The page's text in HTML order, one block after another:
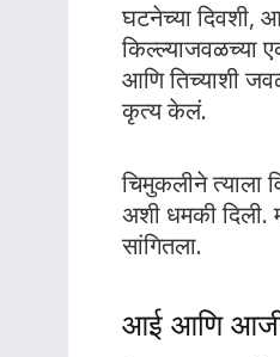
घटनेच्या दिवशी,
किल्ल्याजवळच्या
आणि तिच्याशी
कृत्य केलं.
चिमुकलीने त्याला
अशी धमकी दिली.
सांगितला.
आई आणि